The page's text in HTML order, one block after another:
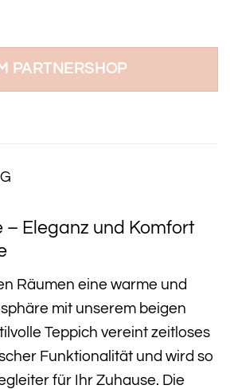
PARTNERSHOP
– Eleganz und Komfort
Räumen eine warme und
mit unserem beigen
Teppich vereint zeitloses
Funktionalität und wird so
für Ihr Zuhause. Die